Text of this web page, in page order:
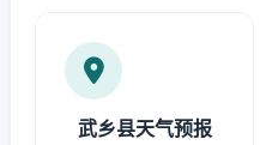
武乡县天气预报